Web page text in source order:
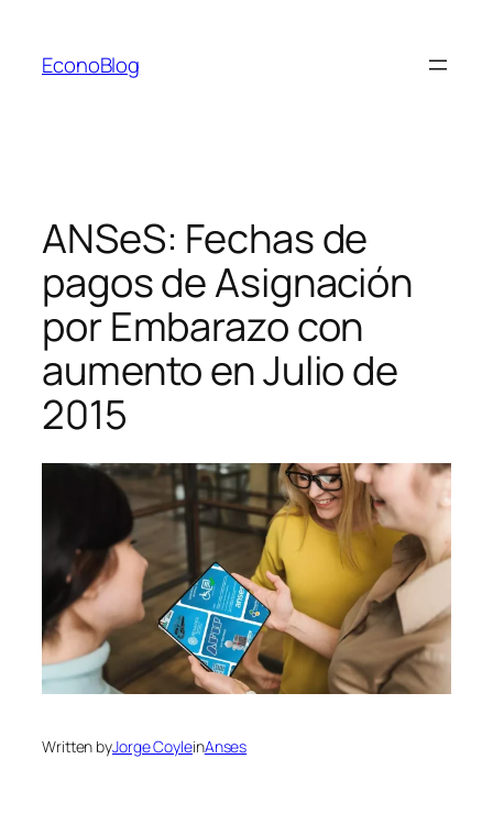
contenido
EconoBlog
ANSeS: Fechas de
pagos de Asignación
por Embarazo con
aumento en Julio de
2015
Written byJorge CoyleinAnses